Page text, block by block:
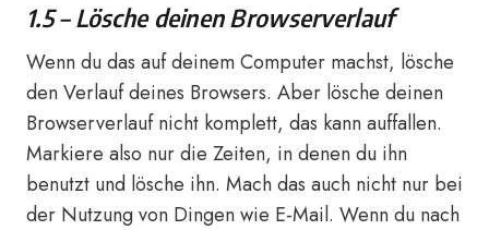
1.5 – Lösche deinen Browserverlauf
Wenn du das auf deinem Computer machst, lösche
den Verlauf deines Browsers. Aber lösche deinen
Browserverlauf nicht komplett, das kann auffallen.
Markiere also nur die Zeiten, in denen du ihn
benutzt und lösche ihn. Mach das auch nicht nur bei
der Nutzung von Dingen wie E-Mail. Wenn du nach